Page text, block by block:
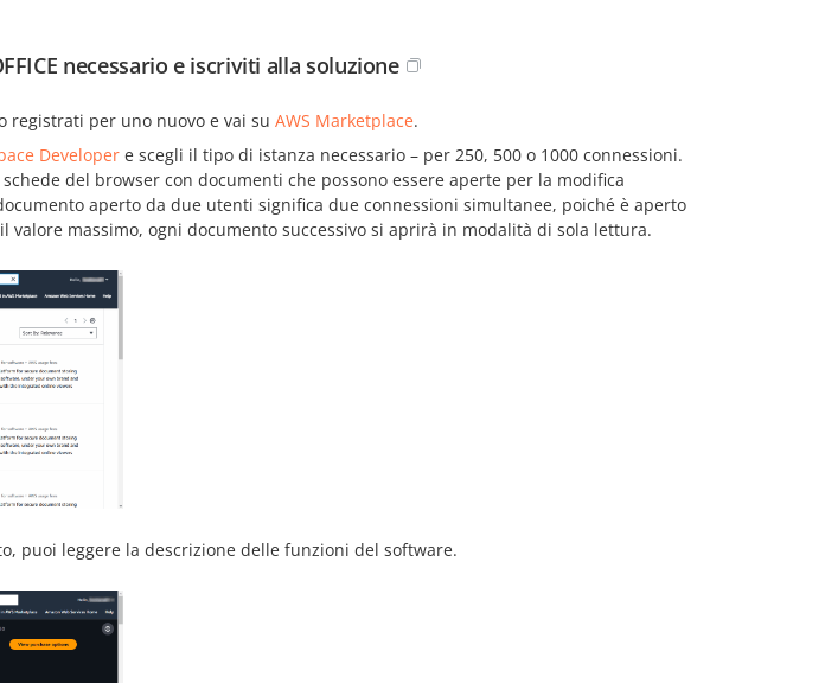
necessario e iscriviti alla soluzione
registrati per uno nuovo e vai su AWS Marketplace.
Developer e scegli il tipo di istanza necessario – per 250, 500 o 1000 connessioni.
del browser con documenti che possono essere aperte per la modifica
aperto da due utenti significa due connessioni simultanee, poiché è aperto
valore massimo, ogni documento successivo si aprirà in modalità di sola lettura.
puoi leggere la descrizione delle funzioni del software.